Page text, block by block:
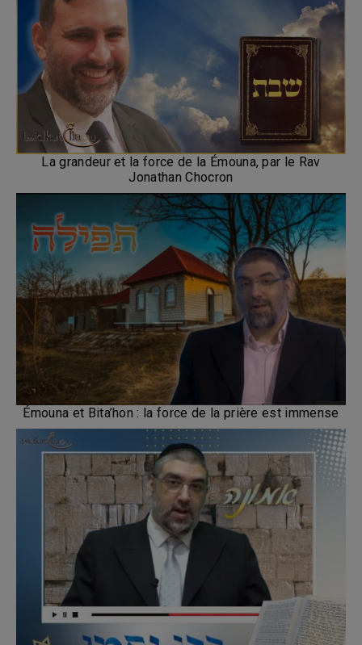
La grandeur et la force de la Émouna, par le Rav
Jonathan Chocron
Émouna et Bita’hon : la force de la prière est immense